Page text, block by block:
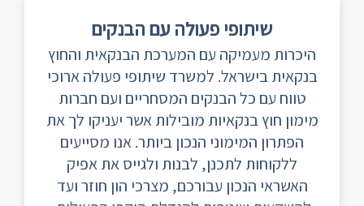
שיתופי פעולה עם הבנקים
היכרות מעמיקה עם המערכת הבנקאית והחוץ
בנקאית בישראל. למשרד שיתופי פעולה ארוכי
טווח עם כל הבנקים המסחריים ועם חברות
מימון חוץ בנקאיות מובילות אשר יעניקו לך את
הפתרון המימוני הנכון ביותר. אנו מסייעים
ללקוחות לתכנן, לבנות ולגייס את אפיק
האשראי הנכון עבורכם, מצרכי הון חוזר ועד